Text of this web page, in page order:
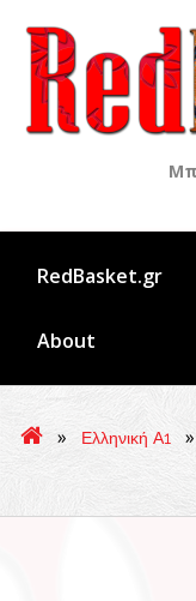
content
RedBasket.gr
About
» Ελληνική Α1 »